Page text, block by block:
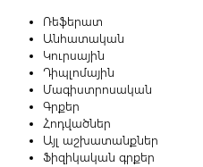
Ռեֆերատ
Անհատական
Կուրսային
Դիպլոմային
Մագիստրոսական
Գրքեր
Հոդվածներ
Այլ աշխատանքներ
Ֆիզիկական գրքեր